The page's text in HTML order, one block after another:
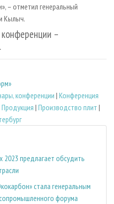
– отметил генеральный
Кылыч.
–
.
конференции | Конференция
Продукция | Производство плит |
2023 предлагает обсудить
стала генеральным
форума